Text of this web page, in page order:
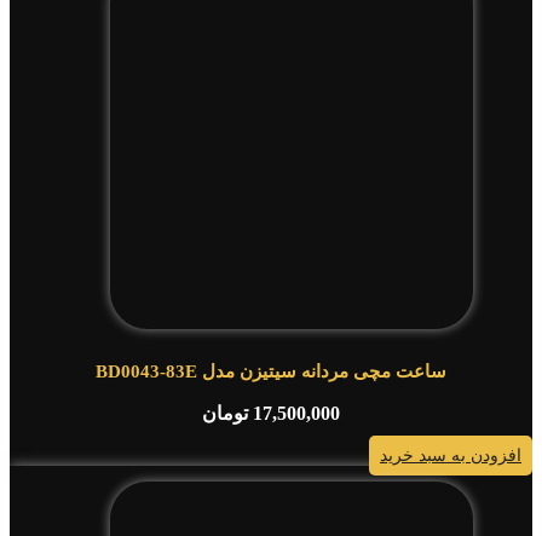
ساعت مچی مردانه سیتیزن مدل BD0043-83E
17,500,000 تومان
افزودن به سبد خرید